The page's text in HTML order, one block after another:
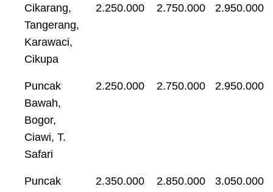
Cikarang,
Tangerang,
Karawaci,
Cikupa
2.250.000 2.750.000 2.950.000
Puncak
Bawah,
Bogor,
Ciawi, T.
Safari
2.250.000 2.750.000 2.950.000
Puncak
2.350.000 2.850.000 3.050.000